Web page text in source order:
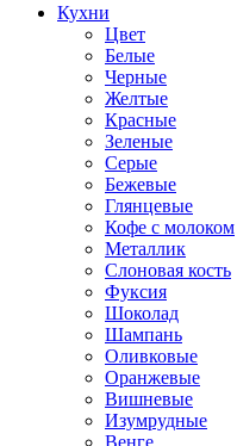
Кухни
Цвет
Белые
Черные
Желтые
Красные
Зеленые
Серые
Бежевые
Глянцевые
Кофе с молоком
Металлик
Слоновая кость
Фуксия
Шоколад
Шампань
Оливковые
Оранжевые
Вишневые
Изумрудные
Венге